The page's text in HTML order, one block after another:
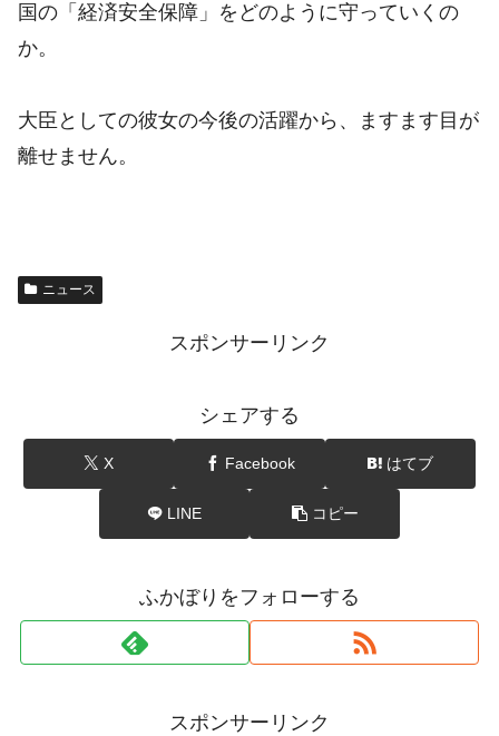
国の「経済安全保障」をどのように守っていくの
か。
大臣としての彼女の今後の活躍から、ますます目が
離せません。
ニュース
スポンサーリンク
シェアする
X Facebook はてブ
LINE コピー
ふかぼりをフォローする
スポンサーリンク